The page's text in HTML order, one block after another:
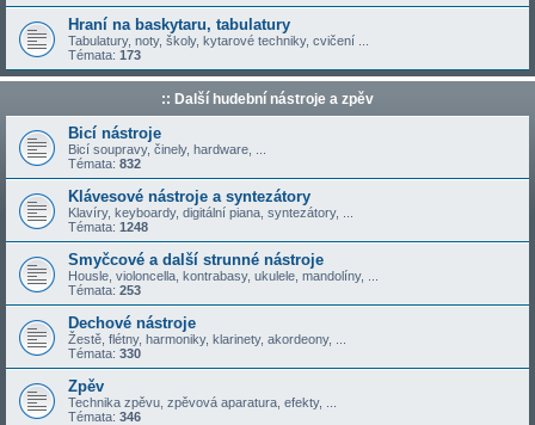
Hraní na baskytaru, tabulatury
Tabulatury, noty, školy, kytarové techniky, cvičení ...
Témata: 173
:: Další hudební nástroje a zpěv
Bicí nástroje
Bicí soupravy, činely, hardware, ...
Témata: 832
Klávesové nástroje a syntezátory
Klavíry, keyboardy, digitální piana, syntezátory, ...
Témata: 1248
Smyčcové a další strunné nástroje
Housle, violoncella, kontrabasy, ukulele, mandolíny, ...
Témata: 253
Dechové nástroje
Žestě, flétny, harmoniky, klarinety, akordeony, ...
Témata: 330
Zpěv
Technika zpěvu, zpěvová aparatura, efekty, ...
Témata: 346